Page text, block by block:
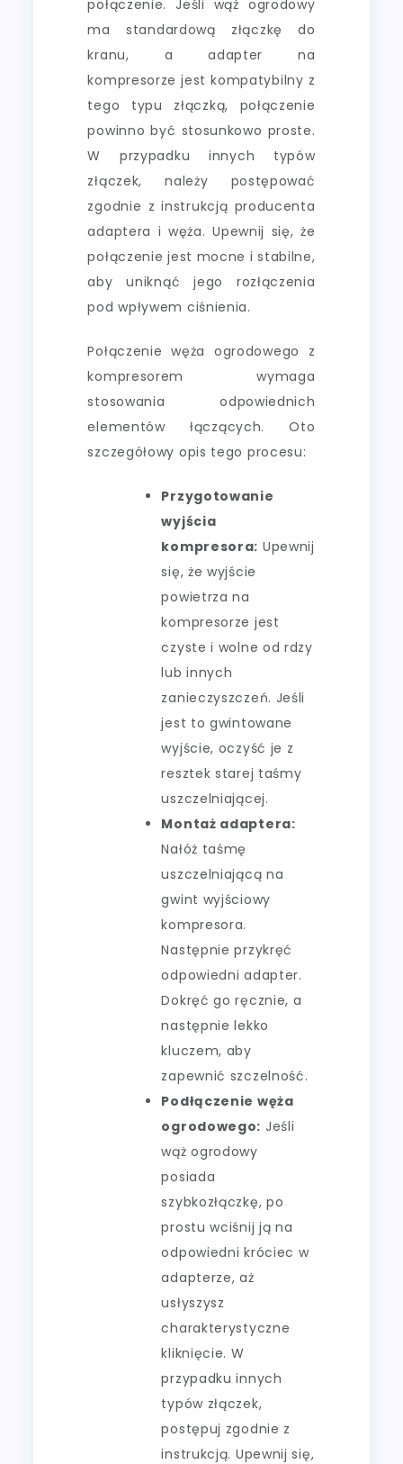
połączenie. Jeśli wąż ogrodowy
ma standardową złączkę do
kranu, a adapter na
kompresorze jest kompatybilny z
tego typu złączką, połączenie
powinno być stosunkowo proste.
W przypadku innych typów
złączek, należy postępować
zgodnie z instrukcją producenta
adaptera i węża. Upewnij się, że
połączenie jest mocne i stabilne,
aby uniknąć jego rozłączenia
pod wpływem ciśnienia.
Połączenie węża ogrodowego z
kompresorem wymaga
stosowania odpowiednich
elementów łączących. Oto
szczegółowy opis tego procesu:
Przygotowanie
wyjścia
kompresora: Upewnij
się, że wyjście
powietrza na
kompresorze jest
czyste i wolne od rdzy
lub innych
zanieczyszczeń. Jeśli
jest to gwintowane
wyjście, oczyść je z
resztek starej taśmy
uszczelniającej.
Montaż adaptera:
Nałóż taśmę
uszczelniającą na
gwint wyjściowy
kompresora.
Następnie przykręć
odpowiedni adapter.
Dokręć go ręcznie, a
następnie lekko
kluczem, aby
zapewnić szczelność.
Podłączenie węża
ogrodowego: Jeśli
wąż ogrodowy
posiada
szybkozłączkę, po
prostu wciśnij ją na
odpowiedni króciec w
adapterze, aż
usłyszysz
charakterystyczne
kliknięcie. W
przypadku innych
typów złączek,
postępuj zgodnie z
instrukcją. Upewnij się,